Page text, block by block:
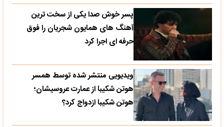
پسر خوش صدا یکی از سخت ترین
آهنگ های همایون شجریان را فوق
حرفه ای اجرا کرد
ویدیویی منتشر شده توسط همسر
هوتن شکیبا از عمارت عروسیشان؛
هوتن شکیبا ازدواج کرد؟